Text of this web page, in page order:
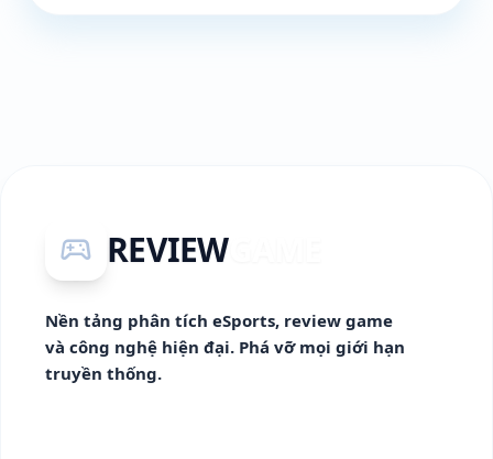
sports_esports REVIEWGAME
Nền tảng phân tích eSports, review game
và công nghệ hiện đại. Phá vỡ mọi giới hạn
truyền thống.